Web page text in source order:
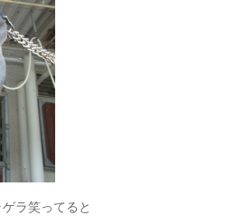
ラ笑ってると